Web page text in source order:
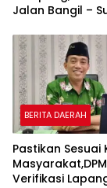
Jalan Bangil –
BERITA DAERAH
Pastikan Sesuai
Verifikasi